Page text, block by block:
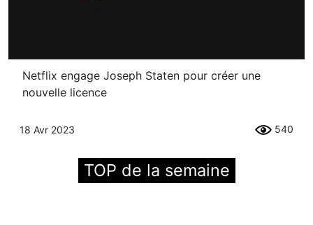
Netflix engage Joseph Staten pour créer une
nouvelle licence
18 Avr 2023 540
TOP de la semaine